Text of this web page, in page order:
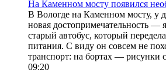
На Каменном мосту появился
В Вологде на Каменном мосту, у
новая достопримечательность —
старый автобус, который
питания. С виду он совсем не
транспорт: на бортах — рисунки
09:20